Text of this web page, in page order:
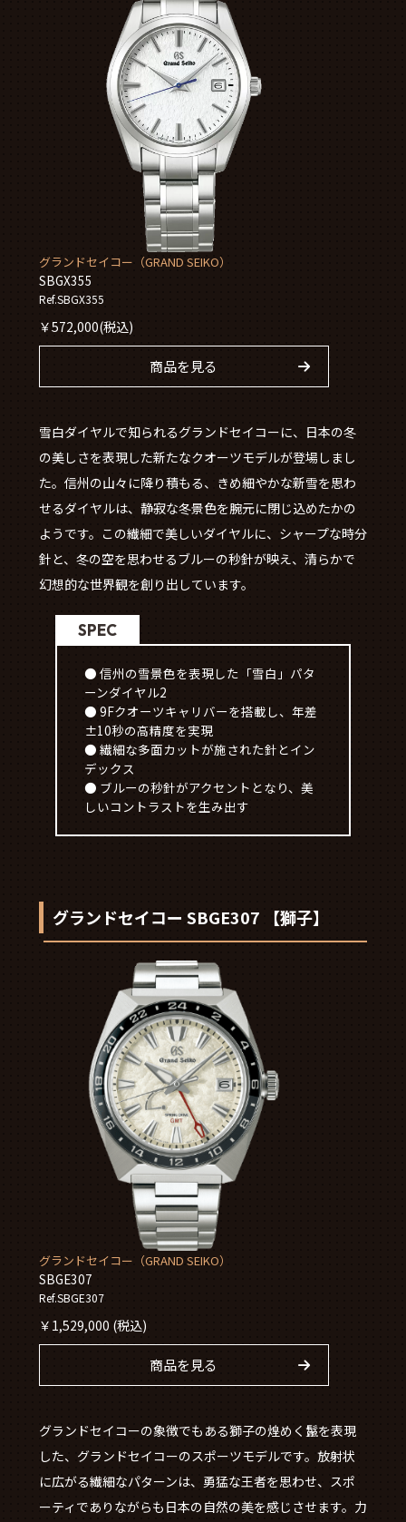
グランドセイコー（GRAND SEIKO）
SBGX355
Ref.SBGX355
￥572,000(税込)
商品を見る
雪白ダイヤルで知られるグランドセイコーに、日本の冬
の美しさを表現した新たなクオーツモデルが登場しまし
た。信州の山々に降り積もる、きめ細やかな新雪を思わ
せるダイヤルは、静寂な冬景色を腕元に閉じ込めたかの
ようです。この繊細で美しいダイヤルに、シャープな時分
針と、冬の空を思わせるブルーの秒針が映え、清らかで
幻想的な世界観を創り出しています。
SPEC
● 信州の雪景色を表現した「雪白」パタ
ーンダイヤル2
● 9Fクオーツキャリバーを搭載し、年差
±10秒の高精度を実現
● 繊細な多面カットが施された針とイン
デックス
● ブルーの秒針がアクセントとなり、美
しいコントラストを生み出す
グランドセイコー SBGE307 【獅子】
グランドセイコー（GRAND SEIKO）
SBGE307
Ref.SBGE307
￥ 1,529,000 (税込)
商品を見る
グランドセイコーの象徴でもある獅子の煌めく鬣を表現
した、グランドセイコーのスポーツモデルです。放射状
に広がる繊細なパターンは、勇猛な王者を思わせ、スポ
ーティでありながらも日本の自然の美を感じさせます。力